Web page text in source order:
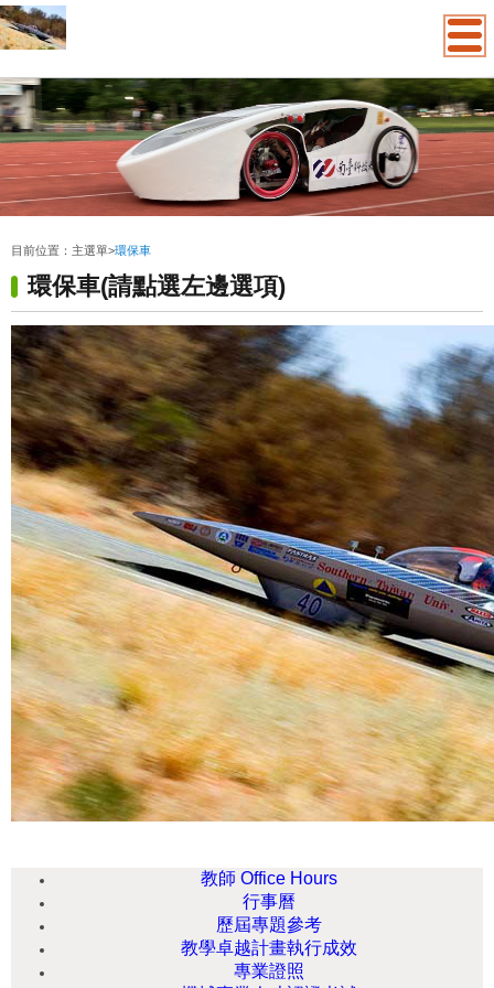
目前位置： 主選單>環保車
環保車(請點選左邊選項)
教師 Office Hours
行事曆
歷屆專題參考
教學卓越計畫執行成效
專業證照